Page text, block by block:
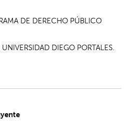
DE DERECHO PÚBLICO
UNIVERSIDAD DIEGO PORTALES.